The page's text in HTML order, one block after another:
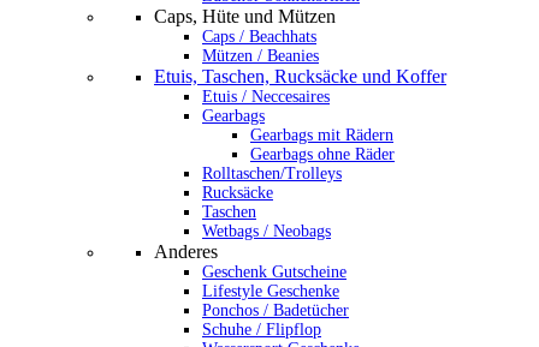
Caps, Hüte und Mützen
Caps / Beachhats
Mützen / Beanies
Etuis, Taschen, Rucksäcke und Koffer
Etuis / Neccesaires
Gearbags
Gearbags mit Rädern
Gearbags ohne Räder
Rolltaschen/Trolleys
Rucksäcke
Taschen
Wetbags / Neobags
Anderes
Geschenk Gutscheine
Lifestyle Geschenke
Ponchos / Badetücher
Schuhe / Flipflop